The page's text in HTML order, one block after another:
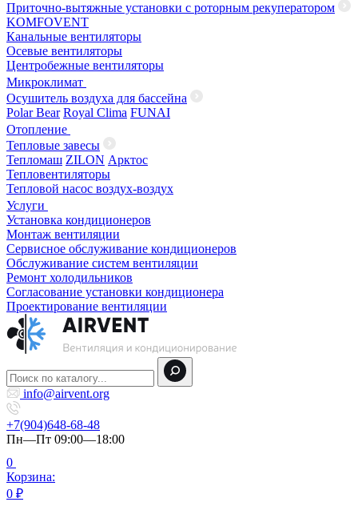
Приточно-вытяжные установки с роторным рекуператором
KOMFOVENT
Канальные вентиляторы
Осевые вентиляторы
Центробежные вентиляторы
Микроклимат
Осушитель воздуха для бассейна
Polar Bear Royal Clima FUNAI
Отопление
Тепловые завесы
Тепломаш ZILON Арктос
Тепловентиляторы
Тепловой насос воздух-воздух
Услуги
Установка кондиционеров
Монтаж вентиляции
Сервисное обслуживание кондиционеров
Обслуживание систем вентиляции
Ремонт холодильников
Согласование установки кондиционера
Проектирование вентиляции
info@airvent.org
+7(904)648-68-48
Пн—Пт 09:00—18:00
0
Корзина:
0 ₽